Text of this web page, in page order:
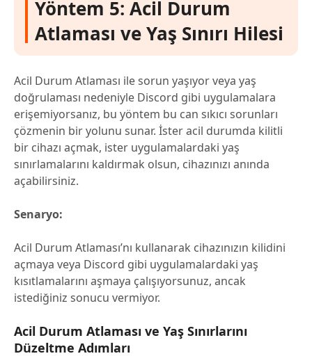
Yöntem 5: Acil Durum
Atlaması ve Yaş Sınırı Hilesi
Acil Durum Atlaması ile sorun yaşıyor veya yaş
doğrulaması nedeniyle Discord gibi uygulamalara
erişemiyorsanız, bu yöntem bu can sıkıcı sorunları
çözmenin bir yolunu sunar. İster acil durumda kilitli
bir cihazı açmak, ister uygulamalardaki yaş
sınırlamalarını kaldırmak olsun, cihazınızı anında
açabilirsiniz.
Senaryo:
Acil Durum Atlaması’nı kullanarak cihazınızın kilidini
açmaya veya Discord gibi uygulamalardaki yaş
kısıtlamalarını aşmaya çalışıyorsunuz, ancak
istediğiniz sonucu vermiyor.
Acil Durum Atlaması ve Yaş Sınırlarını
Düzeltme Adımları